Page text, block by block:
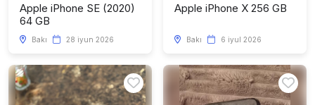
Apple iPhone SE (2020)
64 GB
Bakı 28 iyun 2026
Apple iPhone X 256 GB
Bakı 6 iyul 2026